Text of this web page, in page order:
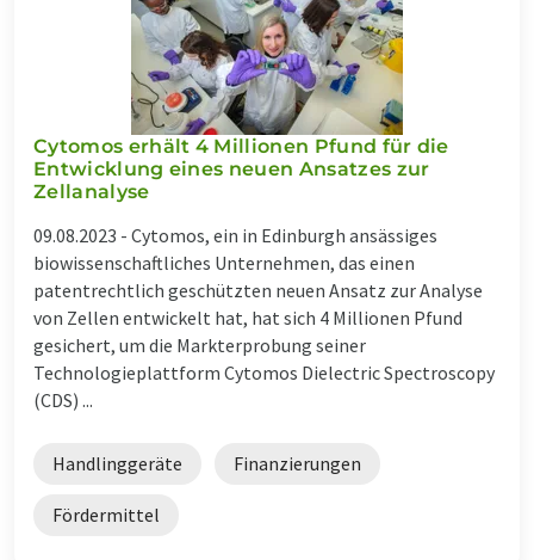
Cytomos erhält 4 Millionen Pfund für die
Entwicklung eines neuen Ansatzes zur
Zellanalyse
09.08.2023 - Cytomos, ein in Edinburgh ansässiges
biowissenschaftliches Unternehmen, das einen
patentrechtlich geschützten neuen Ansatz zur Analyse
von Zellen entwickelt hat, hat sich 4 Millionen Pfund
gesichert, um die Markterprobung seiner
Technologieplattform Cytomos Dielectric Spectroscopy
(CDS) ...
Handlinggeräte Finanzierungen
Fördermittel